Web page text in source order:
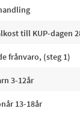
till KUP-dagen
frånvaro, (steg 1)
3-12år
13-18år